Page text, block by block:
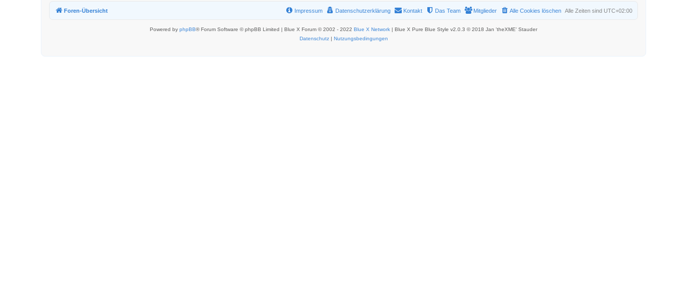
Foren-Übersicht Alle Zeiten sind UTC+02:00
Alle Cookies löschen
Mitglieder
Das Team
Kontakt
Datenschutzerklärung
Impressum
Powered by phpBB® Forum Software © phpBB Limited | Blue X Forum © 2002 - 2022 Blue X Network | Blue X Pure Blue Style v2.0.3 © 2018 Jan 'theXME' Stauder
Datenschutz| Nutzungsbedingungen